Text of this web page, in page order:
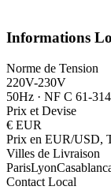
Informations
Norme de Tension
220V-230V
50Hz · NF C 61-
Prix et Devise
€ EUR
Prix en EUR/USD,
Villes de Livraison
ParisLyon
Contact Local